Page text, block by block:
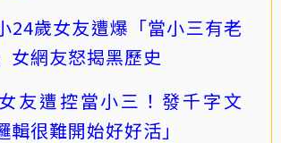
24歲女友遭爆「當小三有老
女網友怒揭黑歷史
友遭控當小三！發千字文
輯很難開始好好活」